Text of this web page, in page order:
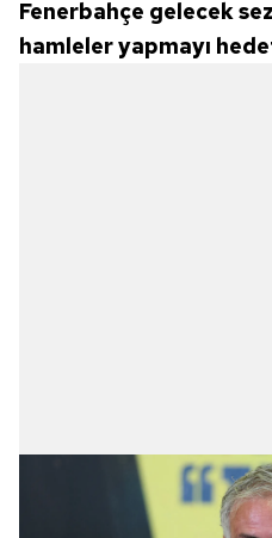
Fenerbahçe gelecek
hamleler yapmayı